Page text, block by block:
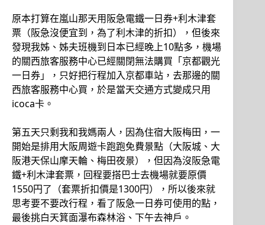
原本打算在嵐山那天用阪急電鐵一日券+利木津套
票（阪急沒便宜到，為了利木津的折扣），但後來
發現我姊、姊夫班機到日本已經晚上10點多，機場
的關西旅客服務中心已經關閉無法購買「京都觀光
一日券」，只好把行程加入京都車站，去那邊的關
西旅客服務中心買，於是當天交通方式變成只用
icoca卡。
第五天只剩我和我媽兩人，因為住宿大阪梅田，一
開始是排用大阪周遊卡跑跑免費景點（大阪城、大
阪港天保山摩天輪、梅田夜景），但因為沒阪急電
鐵+利木津套票，回程要搭巴士去機場就要原價
1550円了（套票折扣價是1300円），所以後來就
思考要不要改行程，看了阪急一日券可使用的點，
最後挑白天箕面瀑布森林浴、下午去神戶。